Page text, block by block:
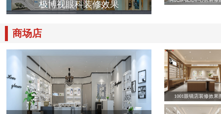
极博视眼科装修效果
商场店
1001眼镜店装修效果